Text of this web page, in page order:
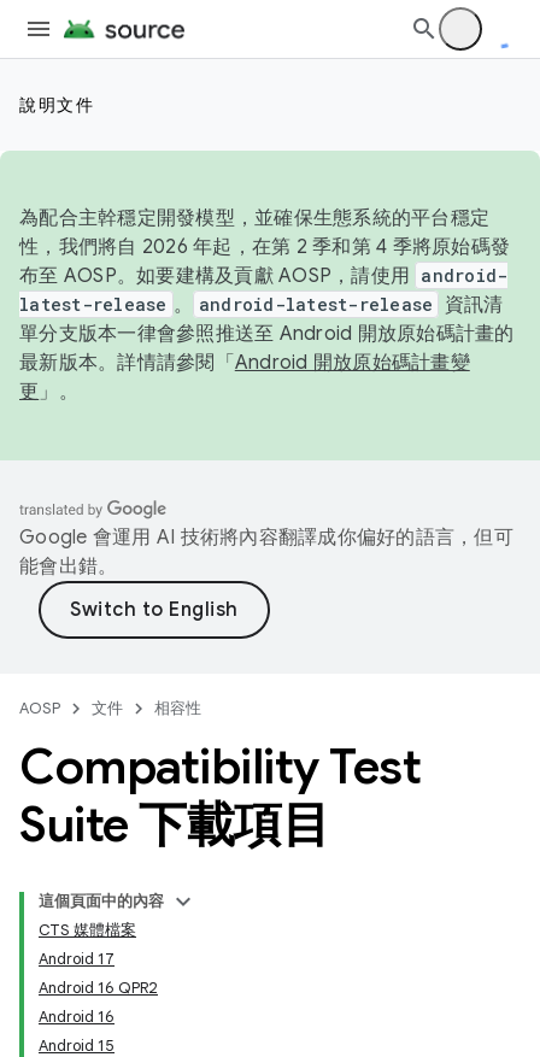
說明文件
為配合主幹穩定開發模型，並確保生態系統的平台穩定
性，我們將自 2026 年起，在第 2 季和第 4 季將原始碼發
布至 AOSP。如要建構及貢獻 AOSP，請使用 android-
latest-release 。 android-latest-release
資訊清
單分支版本一律會參照推送至 Android 開放原始碼計畫的
最新版本。詳情請參閱「 Android 開放原始碼計畫變
更 」。
Google 會運用 AI 技術將內容翻譯成你偏好的語言，但可
能會出錯。
AOSP 文件 相容性
Compatibility Test
Suite 下載項目
這個頁面中的內容
CTS 媒體檔案
Android 17
Android 16 QPR2
Android 16
Android 15